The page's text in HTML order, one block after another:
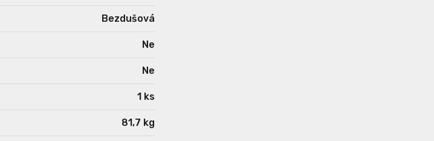
Bezdušová
Ne
Ne
1 ks
81,7 kg